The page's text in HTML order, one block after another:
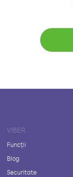
VIBER
Funcții
Blog
Securitate